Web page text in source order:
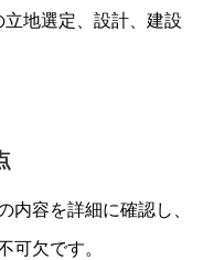
地選定、設計、建設
内容を詳細に確認し、
可欠です。